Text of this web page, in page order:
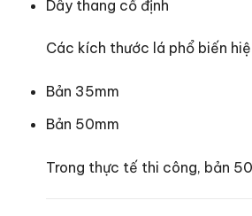
Dây thang cố định
Các kích thước lá phổ biến
Bản 35mm
Bản 50mm
Trong thực tế thi công, bản